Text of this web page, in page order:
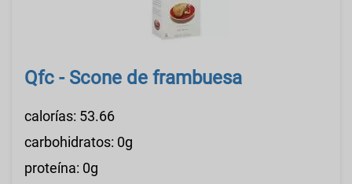
Qfc - Scone de frambuesa
calorías: 53.66
carbohidratos: 0g
proteína: 0g